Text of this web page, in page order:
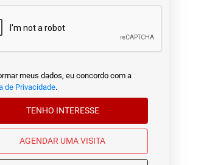
meus dados, eu concordo com a
de Privacidade.
TENHO INTERESSE
AGENDAR UMA VISITA